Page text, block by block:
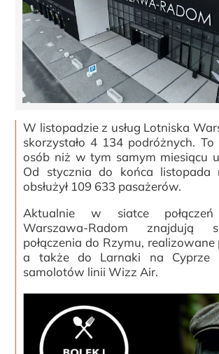
W listopadzie z usług Lotniska
skorzystało 4 134 podróżnych.
osób niż w tym samym miesiącu
Od stycznia do końca listopada
obsłużył 109 633 pasażerów.
Aktualnie w siatce
Warszawa-Radom znajdują
połączenia do Rzymu, realizowane
a także do Larnaki na Cyprze
samolotów linii Wizz Air.